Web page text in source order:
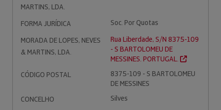
MARTINS, LDA.
FORMA JURÍDICA
Soc. Por Quotas
MORADA DE LOPES, NEVES
& MARTINS, LDA.
Rua Liberdade, S/N 8375-109
- S BARTOLOMEU DE
MESSINES. PORTUGAL.
CÓDIGO POSTAL
8375-109 - S BARTOLOMEU
DE MESSINES
CONCELHO
Silves